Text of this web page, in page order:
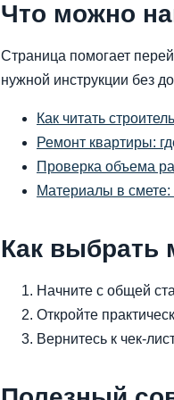
Что можно
Страница помогает
нужной инструкции без
Как читать
Ремонт квартиры:
Проверка объема
Материалы в смете:
Как выбрать
Начните с общей
Откройте
Вернитесь к чек-